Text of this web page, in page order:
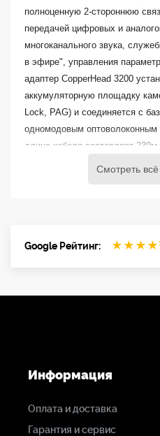
полноценную 2-стороннюю
передачей цифровых и
многоканального звука,
в эфире", управления
адаптер CopperHead 3200
аккумуляторную площадку
Lock, PAG) и соединяется с
одномодовым оптоволоконным
длина кабеля составляет
типам систем служебной связи.
Камерный адаптер CHG3-
Рабочие температуры: -25 ... +
Напряжение питания: 10 ... 18 В
Потребляемая мощность: 8 Вт
Смотреть
Google Рейтинг: ★ ★ ★ ★
Информация
Оплата и доставка
Гарантия и сервис